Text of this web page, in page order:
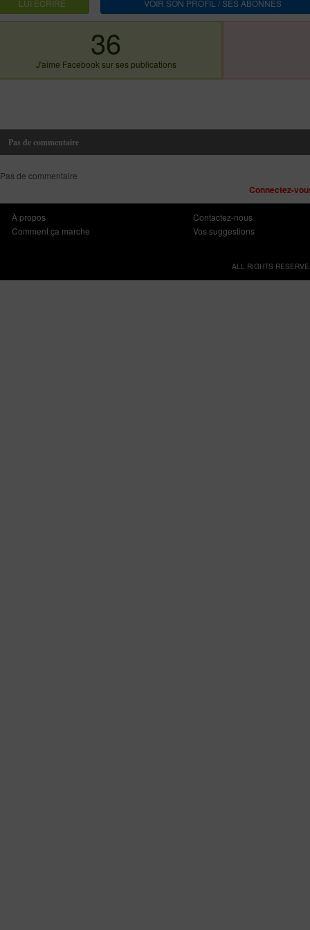
LUI ECRIRE VOIR SON PROFIL / SES ABONNES
36
J'aime Facebook sur ses publications
Pas de commentaire
Pas de commentaire
Connectez-
À propos
Comment ça marche
Contactez-nous
Vos suggestions
ALL RIGHTS